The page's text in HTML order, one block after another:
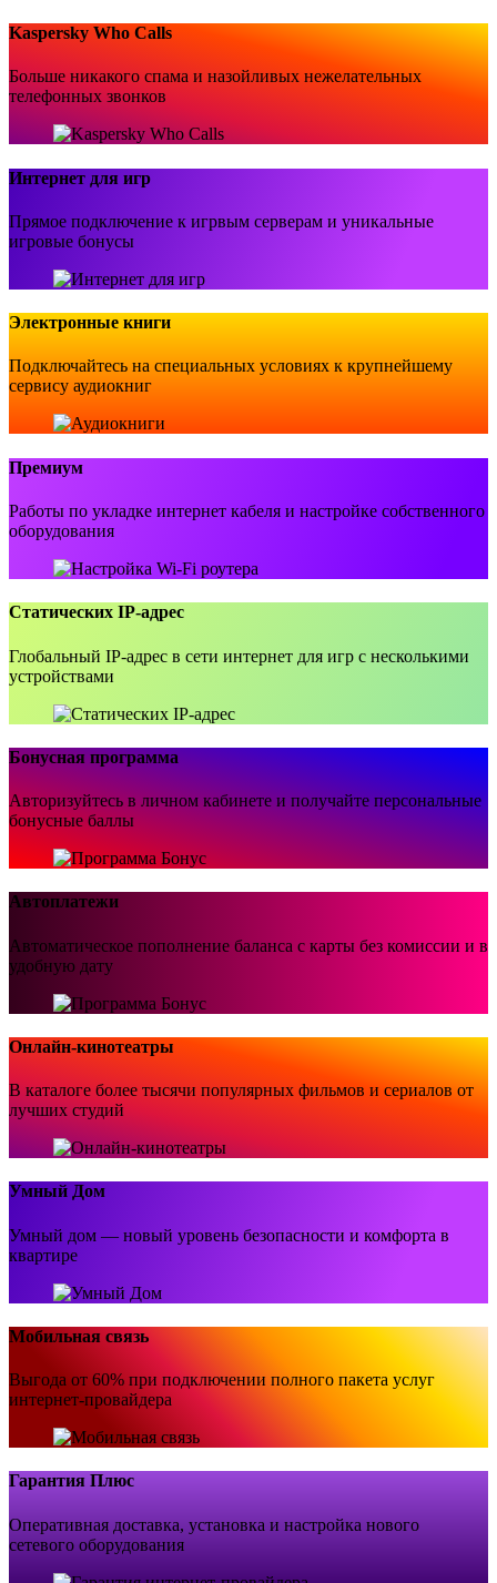
Kaspersky Who Calls
Больше никакого спама и назойливых нежелательных
телефонных звонков
Интернет для игр
Прямое подключение к игрвым серверам и уникальные
игровые бонусы
Электронные книги
Подключайтесь на специальных условиях к крупнейшему
сервису аудиокниг
Премиум
Работы по укладке интернет кабеля и настройке собственного
оборудования
Статических IP-адрес
Глобальный IP-адрес в сети интернет для игр с несколькими
устройствами
Бонусная программа
Авторизуйтесь в личном кабинете и получайте персональные
бонусные баллы
Автоплатежи
Автоматическое пополнение баланса с карты без комиссии и в
удобную дату
Онлайн-кинотеатры
В каталоге более тысячи популярных фильмов и сериалов от
лучших студий
Умный Дом
Умный дом — новый уровень безопасности и комфорта в
квартире
Мобильная связь
Выгода от 60% при подключении полного пакета услуг
интернет-провайдера
Гарантия Плюс
Оперативная доставка, установка и настройка нового
сетевого оборудования